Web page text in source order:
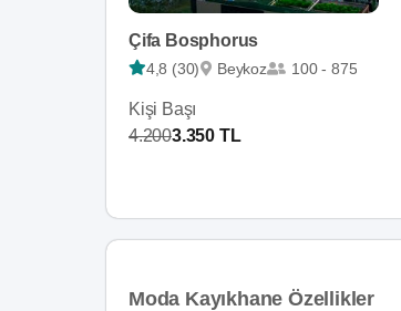
Çifa Bosphorus
4,8 (30) Beykoz 100 - 875
Kişi Başı
4.2003.350 TL
Moda Kayıkhane Özellikler